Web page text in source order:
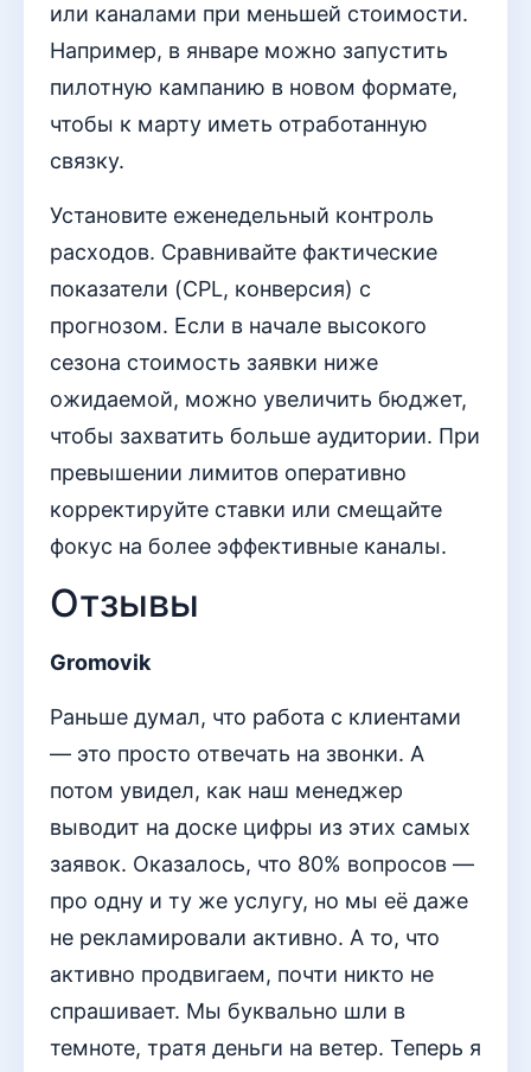
или каналами при меньшей стоимости.
Например, в январе можно запустить
пилотную кампанию в новом формате,
чтобы к марту иметь отработанную
связку.
Установите еженедельный контроль
расходов. Сравнивайте фактические
показатели (CPL, конверсия) с
прогнозом. Если в начале высокого
сезона стоимость заявки ниже
ожидаемой, можно увеличить бюджет,
чтобы захватить больше аудитории. При
превышении лимитов оперативно
корректируйте ставки или смещайте
фокус на более эффективные каналы.
Отзывы
Gromovik
Раньше думал, что работа с клиентами
— это просто отвечать на звонки. А
потом увидел, как наш менеджер
выводит на доске цифры из этих самых
заявок. Оказалось, что 80% вопросов —
про одну и ту же услугу, но мы её даже
не рекламировали активно. А то, что
активно продвигаем, почти никто не
спрашивает. Мы буквально шли в
темноте, тратя деньги на ветер. Теперь я